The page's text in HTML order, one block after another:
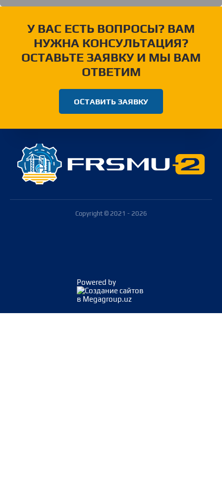
У ВАС ЕСТЬ ВОПРОСЫ? ВАМ
НУЖНА КОНСУЛЬТАЦИЯ?
ОСТАВЬТЕ ЗАЯВКУ И МЫ ВАМ
ОТВЕТИМ
ОСТАВИТЬ ЗАЯВКУ
Copyright © 2021 - 2026
Powered by